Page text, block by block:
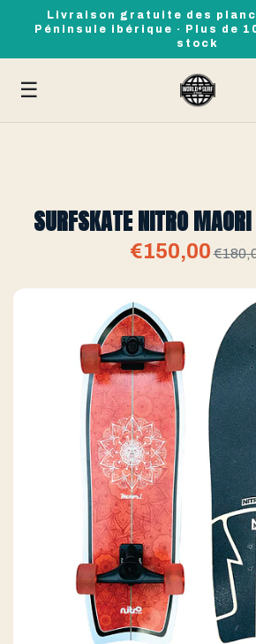
Livraison gratuite des
Péninsule ibérique · Plus de
stock
☰
SURFSKATE NITRO
€150,00